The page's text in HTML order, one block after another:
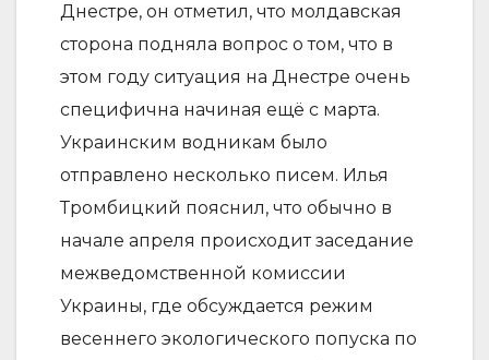
Днестре, он отметил, что молдавская
сторона подняла вопрос о том, что в
этом году ситуация на Днестре очень
специфична начиная ещё с марта.
Украинским водникам было
отправлено несколько писем. Илья
Тромбицкий пояснил, что обычно в
начале апреля происходит заседание
межведомственной комиссии
Украины, где обсуждается режим
весеннего экологического попуска по